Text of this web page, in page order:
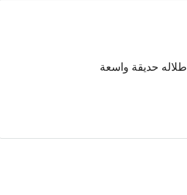
إطلاله حديقة واسعة